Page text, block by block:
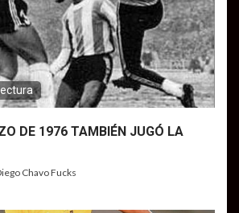
DE 1976 TAMBIÉN JUGÓ LA
Chavo Fucks